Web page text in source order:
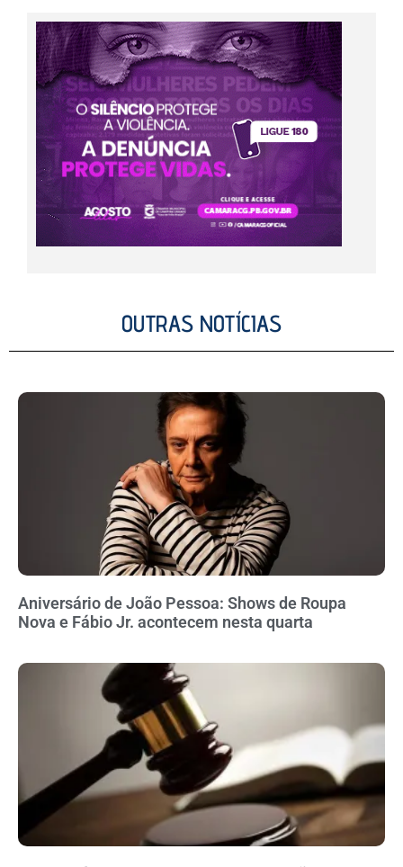
OUTRAS NOTÍCIAS
Aniversário de João Pessoa: Shows de Roupa
Nova e Fábio Jr. acontecem nesta quarta